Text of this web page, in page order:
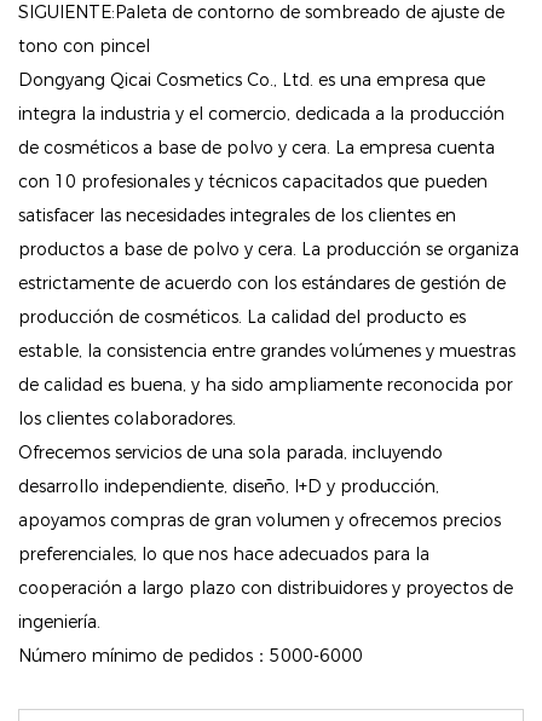
garantiza que pueda lograr una apariencia elegante
dondequiera que esté. Ya sea que vayas a la oficina o
salgas por la noche, este bastón se adapta
perfectamente a tu rutina.
Fórmula libre de crueldad: creada con un
compromiso con la belleza ética, esta barra de
contorno no contiene crueldad animal, lo que la
convierte en una elección consciente para los
amantes de los animales. Puedes realzar tu belleza
mientras apoyas prácticas responsables.
Fácil aplicación: la textura cremosa se desliza
suavemente sobre la piel, lo que permite difuminarla
sin esfuerzo. El tono de contorno ayuda a definir los
pómulos, la mandíbula y la nariz, mientras que el
iluminador aporta un brillo radiante a los puntos
altos de tu rostro.
Adecuado para todos los tonos de piel: el tono
Medio/Bronceado está diseñado para complementar
una variedad de tonos de piel, asegurando que todos
SIGUIENTE:Paleta de contorno de sombreado de ajuste de
tono con pincel
Dongyang Qicai Cosmetics Co., Ltd. es una empresa que
integra la industria y el comercio, dedicada a la producción
de cosméticos a base de polvo y cera. La empresa cuenta
con 10 profesionales y técnicos capacitados que pueden
satisfacer las necesidades integrales de los clientes en
productos a base de polvo y cera. La producción se organiza
estrictamente de acuerdo con los estándares de gestión de
producción de cosméticos. La calidad del producto es
estable, la consistencia entre grandes volúmenes y muestras
de calidad es buena, y ha sido ampliamente reconocida por
los clientes colaboradores.
Ofrecemos servicios de una sola parada, incluyendo
desarrollo independiente, diseño, I+D y producción,
apoyamos compras de gran volumen y ofrecemos precios
preferenciales, lo que nos hace adecuados para la
cooperación a largo plazo con distribuidores y proyectos de
ingeniería.
Número mínimo de pedidos：5000-6000